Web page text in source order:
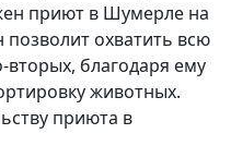
приют в Шумерле на
охватить всю
благодаря ему
животных.
приюта в